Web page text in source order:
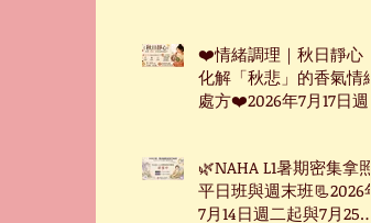
❤️情緒調理｜秋日靜心：
化解「秋悲」的香氣情緒
處方❤️2026年7月17日週
🌿NAHA L1暑期密集拿照
平日班與週末班📃2026年
7月14日週二起與7月25日